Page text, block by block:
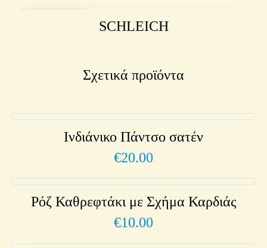
SCHLEICH
Σχετικά προϊόντα
Ινδιάνικο Πάντσο σατέν
€20.00
Ρόζ Καθρεφτάκι με Σχήμα Καρδιάς
€10.00